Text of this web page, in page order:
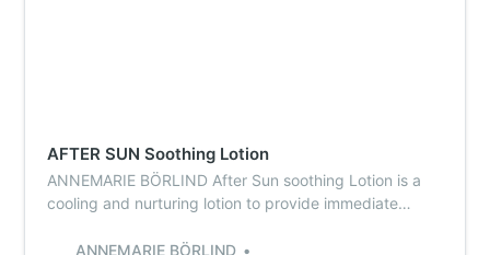
AFTER SUN Soothing Lotion
ANNEMARIE BÖRLIND After Sun soothing Lotion is a
cooling and nurturing lotion to provide immediate
sun. Soothing and moisturizing herbal extracts like
ANNEMARIE BÖRLIND